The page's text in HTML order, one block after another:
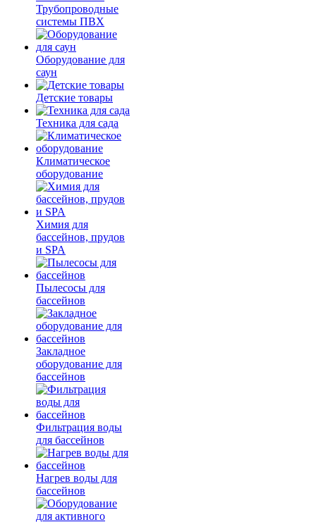
Трубопроводные
системы ПВХ
Оборудование для
саун
Детские товары
Техника для сада
Климатическое
оборудование
Химия для
бассейнов, прудов
и SPA
Пылесосы для
бассейнов
Закладное
оборудование для
бассейнов
Фильтрация воды
для бассейнов
Нагрев воды для
бассейнов